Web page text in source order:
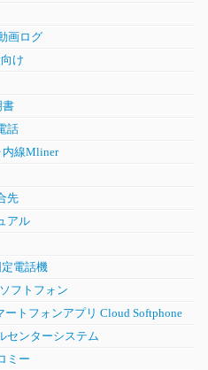
画ログ
け
書
話
内線Mliner
先
アル
定電話機
フトフォン
ートフォンアプリ Cloud Softphone
センターシステム
ミー